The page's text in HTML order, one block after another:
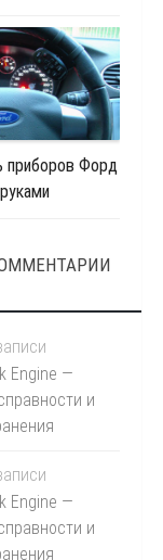
приборов Форд
Engine —
и
Engine —
и